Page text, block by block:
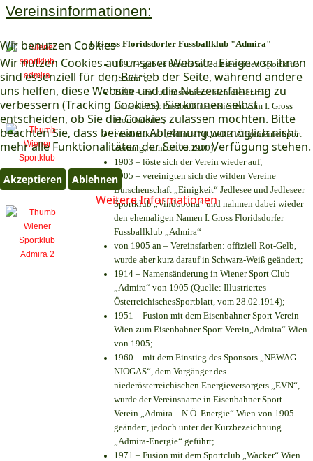
Wir benutzen Cookies
Wir nutzen Cookies auf unserer Website. Einige von ihnen
sind essenziell für den Betrieb der Seite, während andere
uns helfen, diese Website und die Nutzererfahrung zu
verbessern (Tracking Cookies). Sie können selbst
entscheiden, ob Sie die Cookies zulassen möchten. Bitte
beachten Sie, dass bei einer Ablehnung womöglich nicht
mehr alle Funktionalitäten der Seite zur Verfügung stehen.
Akzeptieren Ablehnen
Weitere Informationen
Vereinsinformationen:
I. Gross Floridsdorfer Fussballklub "Admira"
1897 – gab es bereits in Jedlesee einen Sportklub
„Sturm“;
1899 – im Juli fusionierte sich dieser mit
Donaufelder Fussballinteressierten zum I. Gross
Floridsdorfer;
Fussballklub „Admira“ (Quelle: Allgemeine Sport
Zeitung, vom 04.03.1900);
1903 – löste sich der Verein wieder auf;
1905 – vereinigten sich die wilden Vereine
Burschenschaft „Einigkeit“ Jedlesee und Jedleseer
Sportklub „Vindobona“ und nahmen dabei wieder
den ehemaligen Namen I. Gross Floridsdorfer
Fussballklub „Admira“
von 1905 an – Vereinsfarben: offiziell Rot-Gelb,
wurde aber kurz darauf in Schwarz-Weiß geändert;
1914 – Namensänderung in Wiener Sport Club
„Admira“ von 1905 (Quelle: Illustriertes
ÖsterreichischesSportblatt, vom 28.02.1914);
1951 – Fusion mit dem Eisenbahner Sport Verein
Wien zum Eisenbahner Sport Verein„Admira“ Wien
von 1905;
1960 – mit dem Einstieg des Sponsors „NEWAG-
NIOGAS“, dem Vorgänger des
niederösterreichischen Energieversorgers „EVN“,
wurde der Vereinsname in Eisenbahner Sport
Verein „Admira – N.Ö. Energie“ Wien von 1905
geändert, jedoch unter der Kurzbezeichnung
„Admira-Energie“ geführt;
1971 – Fusion mit dem Sportclub „Wacker“ Wien